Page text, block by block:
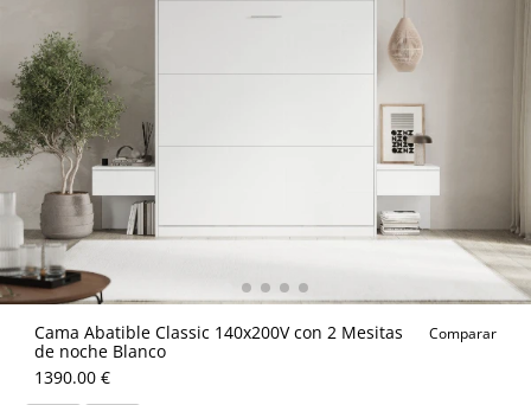
Cama Abatible Classic 140x200V con 2 Mesitas
de noche Blanco
Comparar
1390.00 €